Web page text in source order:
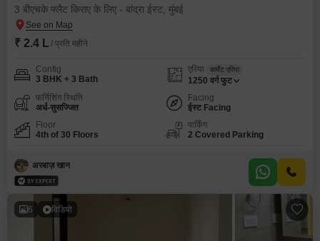
3 बीएचके फ्लैट किराए के लिए - बांद्रा ईस्ट, मुंबई
₹ 2.4 L / प्रति महीने
Config
3 BHK + 3 Bath
एरिया कार्पेट एरिया
1250 वर्ग फुट
फर्निशिंग स्थिति
अर्ध-सुसज्जित
Facing
ईस्ट Facing
Floor
4th of 30 Floors
पार्किंग
2 Covered Parking
अरबाज़ खान
6 विडियो